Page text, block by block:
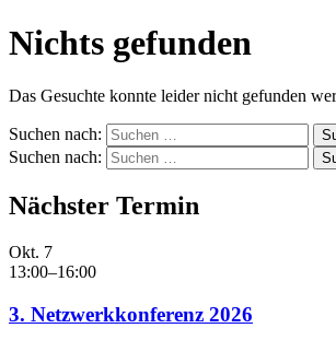
Nichts gefunden
Das Gesuchte konnte leider nicht gefunden
Suchen nach:
Suchen nach:
Nächster Termin
Okt. 7
13:00–16:00
3. Netzwerkkonferenz 2026